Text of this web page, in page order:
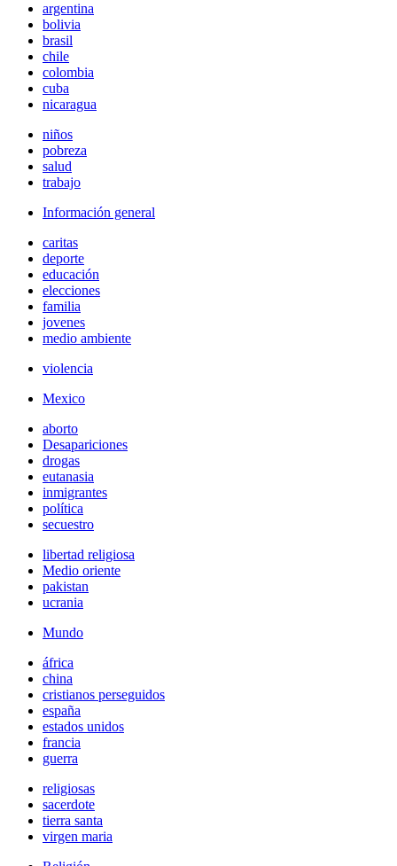
argentina
bolivia
brasil
chile
colombia
cuba
nicaragua
niños
pobreza
salud
trabajo
Información general
caritas
deporte
educación
elecciones
familia
jovenes
medio ambiente
violencia
Mexico
aborto
Desapariciones
drogas
eutanasia
inmigrantes
política
secuestro
libertad religiosa
Medio oriente
pakistan
ucrania
Mundo
áfrica
china
cristianos perseguidos
españa
estados unidos
francia
guerra
religiosas
sacerdote
tierra santa
virgen maria